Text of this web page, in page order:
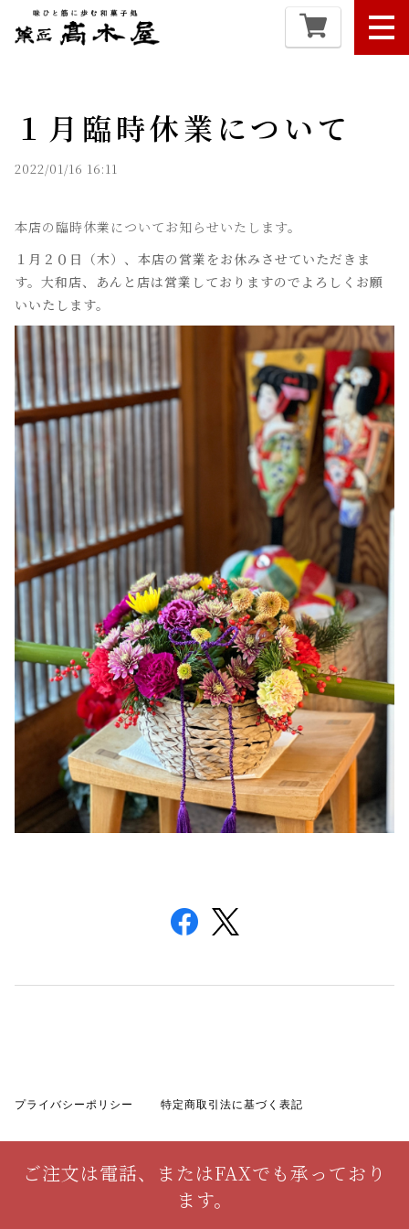
１月臨時休業について
2022/01/16 16:11
本店の臨時休業についてお知らせいたします。
１月２０日（木）、本店の営業をお休みさせていただきま
す。大和店、あんと店は営業しておりますのでよろしくお願
いいたします。
プライバシーポリシー 特定商取引法に基づく表記
ご注文は電話、またはFAXでも承っており
ます。